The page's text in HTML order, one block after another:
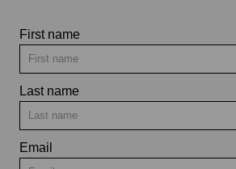
First name
Last name
Email